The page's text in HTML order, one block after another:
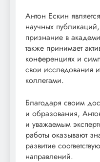
Антон Ескин
научных
признание в
также принимает
конференциях и
свои исследования
коллегами.
Благодаря своим
и образования,
и уважаемым
работы оказывают
развитие
направлений.